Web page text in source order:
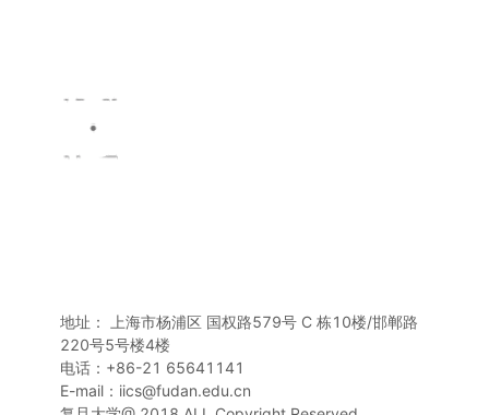
地址： 上海市杨浦区 国权路579号 C 栋10楼/邯郸路
220号5号楼4楼
电话：+86-21 65641141
E-mail：iics@fudan.edu.cn